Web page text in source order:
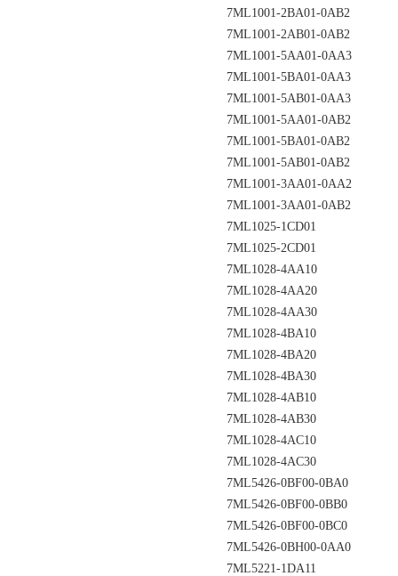
7ML1001-2BA01-0AB2
7ML1001-2AB01-0AB2
7ML1001-5AA01-0AA3
7ML1001-5BA01-0AA3
7ML1001-5AB01-0AA3
7ML1001-5AA01-0AB2
7ML1001-5BA01-0AB2
7ML1001-5AB01-0AB2
7ML1001-3AA01-0AA2
7ML1001-3AA01-0AB2
7ML1025-1CD01
7ML1025-2CD01
7ML1028-4AA10
7ML1028-4AA20
7ML1028-4AA30
7ML1028-4BA10
7ML1028-4BA20
7ML1028-4BA30
7ML1028-4AB10
7ML1028-4AB30
7ML1028-4AC10
7ML1028-4AC30
7ML5426-0BF00-0BA0
7ML5426-0BF00-0BB0
7ML5426-0BF00-0BC0
7ML5426-0BH00-0AA0
7ML5221-1DA11